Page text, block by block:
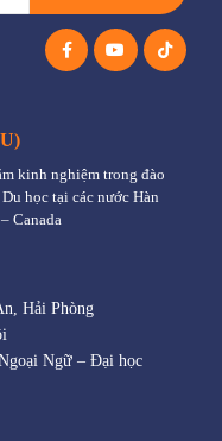
kinh nghiệm trong đào
học tại các nước Hàn
Canada
Hải Phòng
Ngữ – Đại học